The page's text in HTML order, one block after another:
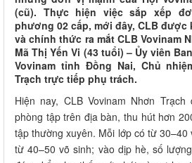
(cũ). Thực hiện việc sắp xếp
phương 02 cấp, mới đây, CLB được
và chính thức ra mắt CLB Vovinam
Mã Thị Yến Vi (43 tuổi) – Ủy viên
Vovinam tỉnh Đồng Nai, Chủ
Trạch trực tiếp phụ trách.
Hiện nay, CLB Vovinam Nhơn
phòng tập trên địa bàn, thu hút hơn
tập thường xuyên. Mỗi lớp có từ 30–40
từ 40–50 võ sinh; vào dịp hè, số